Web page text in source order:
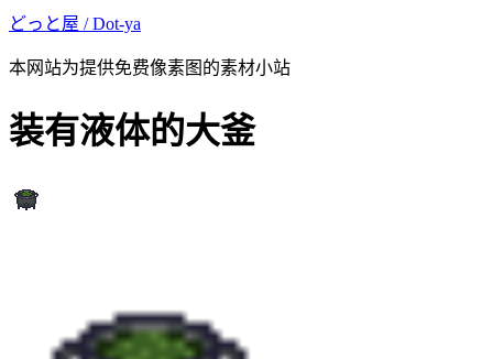
どっと屋 / Dot-ya
本网站为提供免费像素图的素材小站
装有液体的大釜